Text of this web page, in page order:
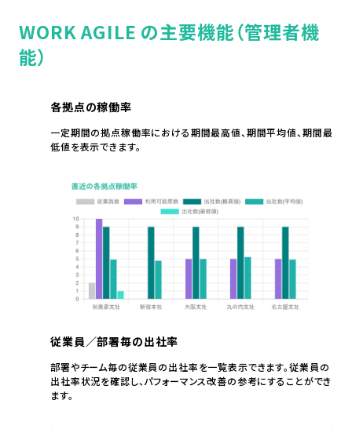
WORK AGILE の主要機能（管理者機
能）
各拠点の稼働率
一定期間の拠点稼働率における期間最高値、期間平均値、期間最
低値を表示できます。
従業員／部署毎の出社率
部署やチーム毎の従業員の出社率を一覧表示できます。従業員の
出社率状況を確認し、パフォーマンス改善の参考にすることができ
ます。